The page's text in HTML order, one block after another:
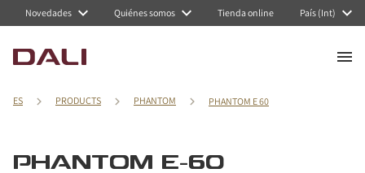
Novedades Quiénes somos Tienda online País (Int)
ES PRODUCTS PHANTOM PHANTOM E 60
PHANTOM E-60